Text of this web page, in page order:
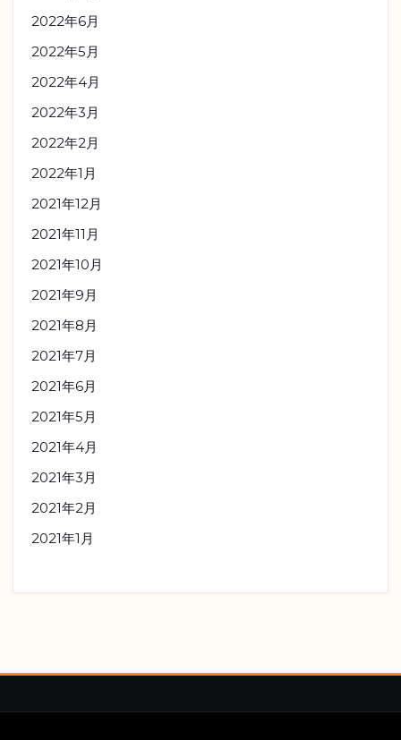
2022年6月
2022年5月
2022年4月
2022年3月
2022年2月
2022年1月
2021年12月
2021年11月
2021年10月
2021年9月
2021年8月
2021年7月
2021年6月
2021年5月
2021年4月
2021年3月
2021年2月
2021年1月